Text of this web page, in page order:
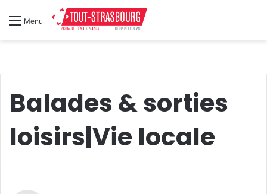
Menu
Balades & sorties
loisirs|Vie locale